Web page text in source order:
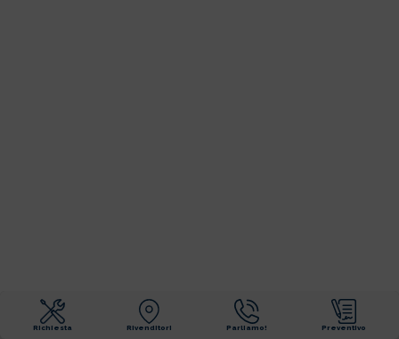
Richiesta Rivenditori Parliamo! Preventivo